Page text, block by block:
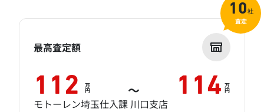
最高査定額
112 万
円 ～ 114 万
円
モトーレン埼玉仕入課 川口支店
10社
査定